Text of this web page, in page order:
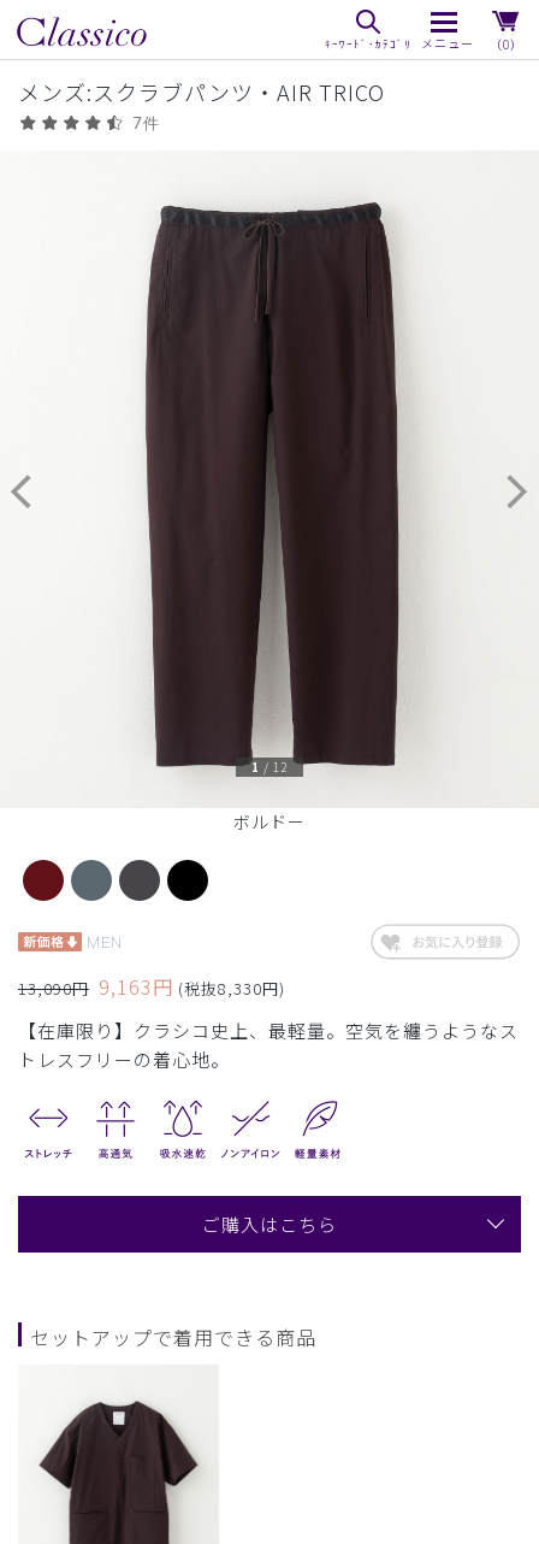
（0）
メンズ:スクラブパンツ・AIR TRICO
7件
ボルドー
1 / 12
MEN
13,090円 9,163円 (税抜8,330円)
【在庫限り】クラシコ史上、最軽量。空気を纏うようなス
トレスフリーの着心地。
ご購入はこちら
セットアップで着用できる商品